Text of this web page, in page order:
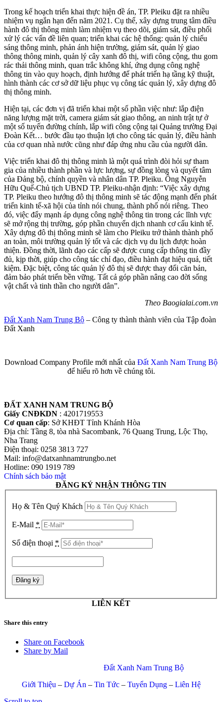
Trong kế hoạch triển khai thực hiện đề án, TP. Pleiku đặt ra nhiều
nhiệm vụ ngắn hạn đến năm 2021. Cụ thể, xây dựng trung tâm điều
hành đô thị thông minh làm nhiệm vụ theo dõi, giám sát, điều phối
xử lý các vấn đề liên quan; triển khai các hệ thống: quản lý chiếu
sáng thông minh, phản ánh hiện trường, giám sát, quản lý giao
thông thông minh, quản lý cây xanh đô thị, wifi công cộng, thu gom
rác thải thông minh, quan trắc không khí, ứng dụng công nghệ
thông tin vào quy hoạch, định hướng để phát triển hạ tầng kỹ thuật,
hình thành các cơ sở dữ liệu phục vụ công tác quản lý, xây dựng đô
thị thông minh.
Hiện tại, các đơn vị đã triển khai một số phần việc như: lắp điện
năng lượng mặt trời, camera giám sát giao thông, an ninh trật tự ở
một số tuyến đường chính, lắp wifi công cộng tại Quảng trường Đại
Đoàn Kết… bước đầu tạo thuận lợi cho công tác quản lý, điều hành
của cơ quan nhà nước cũng như đáp ứng nhu cầu của người dân.
Việc triển khai đô thị thông minh là một quá trình đòi hỏi sự tham
gia của nhiều thành phần và lực lượng, sự đồng lòng và quyết tâm
của Đảng bộ, chính quyền và nhân dân TP. Pleiku. Ông Nguyễn
Hữu Quế-Chủ tịch UBND TP. Pleiku-nhận định: “Việc xây dựng
TP. Pleiku theo hướng đô thị thông minh sẽ tác động mạnh đến phát
triển kinh tế-xã hội của tỉnh nói chung, thành phố nói riêng. Theo
đó, việc đẩy mạnh áp dụng công nghệ thông tin trong các lĩnh vực
sẽ mở rộng thị trường, góp phần chuyển dịch nhanh cơ cấu kinh tế.
Xây dựng đô thị thông minh sẽ làm cho Pleiku trở thành thành phố
an toàn, môi trường quản lý tốt và các dịch vụ du lịch được hoàn
thiện. Đồng thời, lãnh đạo các cấp sẽ được cung cấp thông tin đầy
đủ, kịp thời, giúp cho công tác chỉ đạo, điều hành đạt hiệu quả, tiết
kiệm. Đặc biệt, công tác quản lý đô thị sẽ được thay đổi căn bản,
đảm bảo phát triển bền vững. Tất cả góp phần nâng cao đời sống
vật chất và tinh thần cho người dân”.
Theo Baogialai.com.vn
Đất Xanh Nam Trung Bộ – Công ty thành thành viên của Tập đoàn
Đất Xanh
Download Company Profile mới nhất của Đất Xanh Nam Trung Bộ
để hiểu rõ hơn về chúng tôi.
ĐẤT XANH NAM TRUNG BỘ
Giấy CNĐKDN : 4201719553
Cơ quan cấp: Sở KHĐT Tỉnh Khánh Hòa
Địa chỉ: Tầng 8, tòa nhà Sacombank, 76 Quang Trung, Lộc Thọ,
Nha Trang
Điện thoại: 0258 3813 727
Mail: info@datxanhnamtrungbo.net
Hotline: 090 1919 789
Chính sách bảo mật
ĐĂNG KÝ NHẬN THÔNG TIN
Họ & Tên Quý Khách
E-Mail *
Số điện thoại *
LIÊN KẾT
Share this entry
Share on Facebook
Share by Mail
Đất Xanh Nam Trung Bộ
Giới Thiệu – Dự Án – Tin Tức– Tuyển Dụng– Liên Hệ